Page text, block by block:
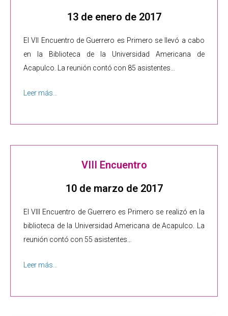
13 de enero de 2017
El VII Encuentro de Guerrero es Primero se llevó a cabo
en la Biblioteca de la Universidad Americana de
Acapulco. La reunión contó con 85 asistentes…
Leer más…
VIII Encuentro
10 de marzo de 2017
El VIII Encuentro de Guerrero es Primero se realizó en la
biblioteca de la Universidad Americana de Acapulco. La
reunión contó con 55 asistentes…
Leer más…